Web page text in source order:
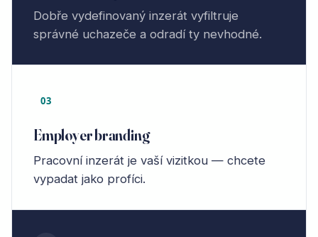
Dobře vydefinovaný inzerát vyfiltruje
správné uchazeče a odradí ty nevhodné.
03
Employer branding
Pracovní inzerát je vaší vizitkou — chcete
vypadat jako profíci.